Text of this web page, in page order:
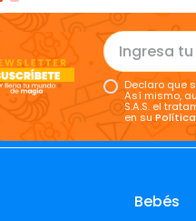
Declaro que
Así mismo,
S.A.S. el
en su
Bebés